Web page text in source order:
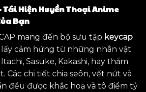
Hiện Huyền Thoại Anime
Bạn
mang đến bộ sưu tập keycap
cảm hứng từ những nhân vật
Sasuke, Kakashi, hay thắm
Các chi tiết chia seôn, vết nứt và
đều được khắc hoạ và tô điểm tỷ